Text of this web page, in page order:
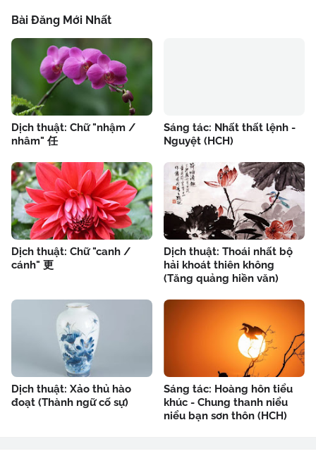
Bài Đăng Mới Nhất
Dịch thuật: Chữ "nhậm /
nhâm" 任
Sáng tác: Nhất thất lệnh -
Nguyệt (HCH)
Dịch thuật: Chữ "canh /
cánh" 更
Dịch thuật: Thoái nhất bộ
hải khoát thiên không
(Tăng quảng hiền văn)
Dịch thuật: Xảo thủ hào
đoạt (Thành ngữ cố sự)
Sáng tác: Hoàng hôn tiểu
khúc - Chung thanh niểu
niểu bạn sơn thôn (HCH)